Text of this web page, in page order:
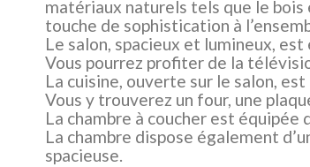
matériaux naturels tels que le
touche de sophistication à
Le salon, spacieux et lumineux,
Vous pourrez profiter de la
La cuisine, ouverte sur le salon,
Vous y trouverez un four, une
La chambre à coucher est
La chambre dispose également
spacieuse.